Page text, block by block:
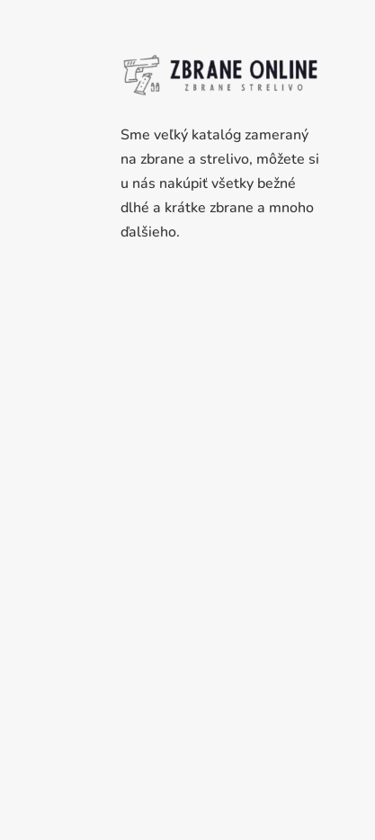
Sme veľký katalóg zameraný
na zbrane a strelivo, môžete si
u nás nakúpiť všetky bežné
dlhé a krátke zbrane a mnoho
ďalšieho.